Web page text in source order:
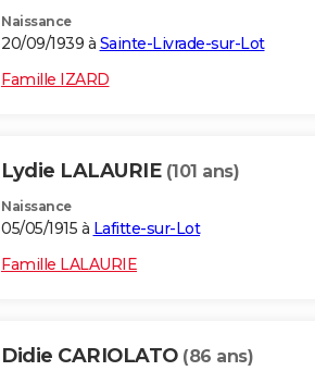
Naissance
20/09/1939 à Sainte-Livrade-sur-Lot
Famille IZARD
Lydie LALAURIE (101 ans)
Naissance
05/05/1915 à Lafitte-sur-Lot
Famille LALAURIE
Didie CARIOLATO (86 ans)